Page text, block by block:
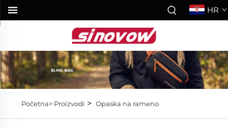
HR
Početna> Proizvodi > Opaska na rameno